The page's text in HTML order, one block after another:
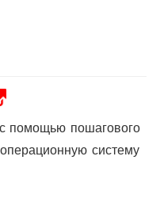
помощью пошагового
систему